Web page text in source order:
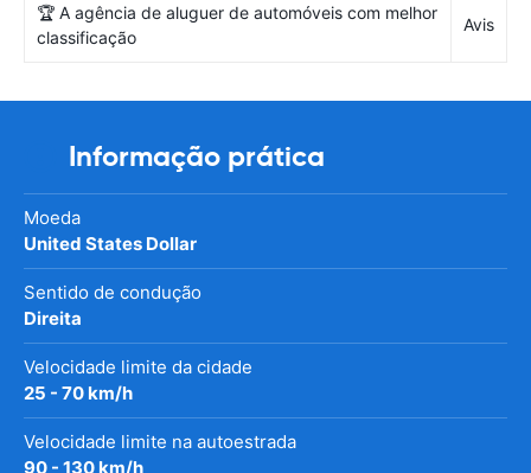
🏆 A agência de aluguer de automóveis com melhor
classificação
Avis
Informação prática
Moeda
United States Dollar
Sentido de condução
Direita
Velocidade limite da cidade
25 - 70 km/h
Velocidade limite na autoestrada
90 - 130 km/h